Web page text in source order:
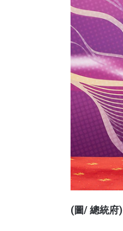
(圖/ 總統府)